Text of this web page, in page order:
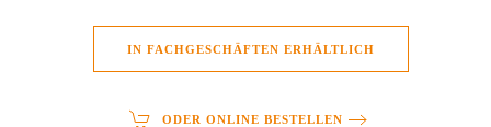
IN FACHGESCHÄFTEN ERHÄLTLICH
ODER ONLINE BESTELLEN